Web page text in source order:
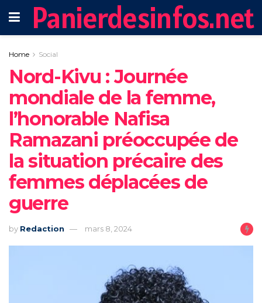
Panierdesinfos.net
Home Social
Nord-Kivu : Journée
mondiale de la femme,
l’honorable Nafisa
Ramazani préoccupée de
la situation précaire des
femmes déplacées de
guerre
by Redaction mars 8, 2024